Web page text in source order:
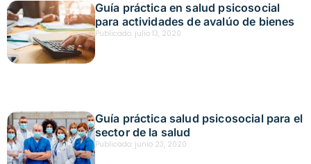
Guía práctica en salud psicosocial
para actividades de avalúo de bienes
Publicado: julio 13, 2020
Guía práctica salud psicosocial para el
sector de la salud
Publicado: junio 23, 2020